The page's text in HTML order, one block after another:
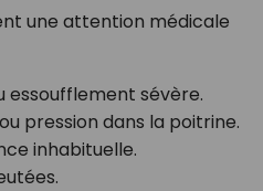
une attention médicale
essoufflement sévère.
pression dans la poitrine.
inhabituelle.